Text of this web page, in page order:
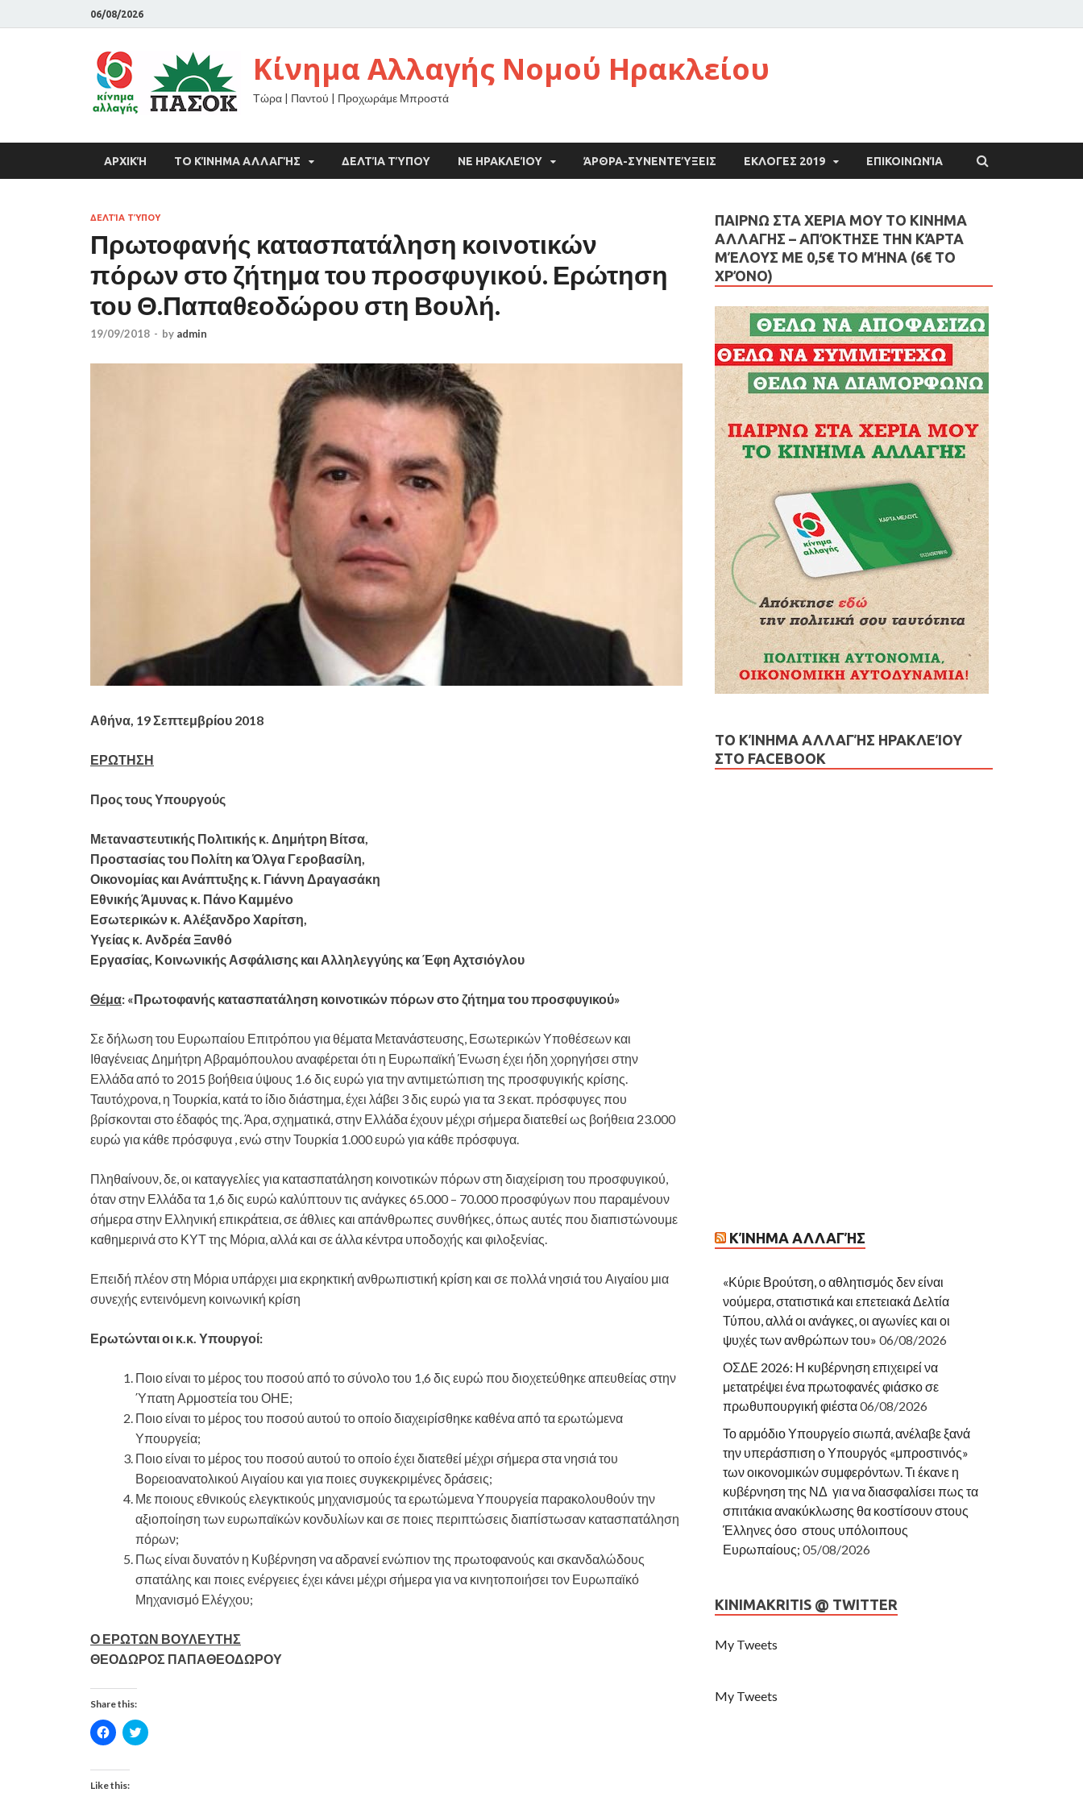
06/08/2026
Κίνημα Αλλαγής Νομού Ηρακλείου
Τώρα | Παντού | Προχωράμε Μπροστά
ΑΡΧΙΚΉ ΤΟ ΚΊΝΗΜΑ ΑΛΛΑΓΉΣ ΔΕΛΤΊΑ ΤΎΠΟΥ ΝΕ ΗΡΑΚΛΕΊΟΥ ΆΡΘΡΑ-ΣΥΝΕΝΤΕΎΞΕΙΣ ΕΚΛΟΓΕΣ 2019 ΕΠΙΚΟΙΝΩΝΊΑ
ΔΕΛΤΊΑ ΤΎΠΟΥ
Πρωτοφανής κατασπατάληση κοινοτικών
πόρων στο ζήτημα του προσφυγικού. Ερώτηση
του Θ.Παπαθεοδώρου στη Βουλή.
19/09/2018 - by admin
Αθήνα, 19 Σεπτεμβρίου 2018
ΕΡΩΤΗΣΗ
Προς τους Υπουργούς
Μεταναστευτικής Πολιτικής κ. Δημήτρη Βίτσα,
Προστασίας του Πολίτη κα Όλγα Γεροβασίλη,
Οικονομίας και Ανάπτυξης κ. Γιάννη Δραγασάκη
Εθνικής Άμυνας κ. Πάνο Καμμένο
Εσωτερικών κ. Αλέξανδρο Χαρίτση,
Υγείας κ. Ανδρέα Ξανθό
Εργασίας, Κοινωνικής Ασφάλισης και Αλληλεγγύης κα Έφη Αχτσιόγλου
Θέμα: «Πρωτοφανής κατασπατάληση κοινοτικών πόρων στο ζήτημα του προσφυγικού»
Σε δήλωση του Ευρωπαίου Επιτρόπου για θέματα Μετανάστευσης, Εσωτερικών Υποθέσεων και
Ιθαγένειας Δημήτρη Αβραμόπουλου αναφέρεται ότι η Ευρωπαϊκή Ένωση έχει ήδη χορηγήσει στην
Ελλάδα από το 2015 βοήθεια ύψους 1.6 δις ευρώ για την αντιμετώπιση της προσφυγικής κρίσης.
Ταυτόχρονα, η Τουρκία, κατά το ίδιο διάστημα, έχει λάβει 3 δις ευρώ για τα 3 εκατ. πρόσφυγες που
βρίσκονται στο έδαφός της. Άρα, σχηματικά, στην Ελλάδα έχουν μέχρι σήμερα διατεθεί ως βοήθεια 23.000
ευρώ για κάθε πρόσφυγα , ενώ στην Τουρκία 1.000 ευρώ για κάθε πρόσφυγα.
Πληθαίνουν, δε, οι καταγγελίες για κατασπατάληση κοινοτικών πόρων στη διαχείριση του προσφυγικού,
όταν στην Ελλάδα τα 1,6 δις ευρώ καλύπτουν τις ανάγκες 65.000 – 70.000 προσφύγων που παραμένουν
σήμερα στην Ελληνική επικράτεια, σε άθλιες και απάνθρωπες συνθήκες, όπως αυτές που διαπιστώνουμε
καθημερινά στο ΚΥΤ της Μόρια, αλλά και σε άλλα κέντρα υποδοχής και φιλοξενίας.
Επειδή πλέον στη Μόρια υπάρχει μια εκρηκτική ανθρωπιστική κρίση και σε πολλά νησιά του Αιγαίου μια
συνεχής εντεινόμενη κοινωνική κρίση
Ερωτώνται οι κ.κ. Υπουργοί:
Ποιο είναι το μέρος του ποσού από το σύνολο του 1,6 δις ευρώ που διοχετεύθηκε απευθείας στην
Ύπατη Αρμοστεία του ΟΗΕ;
Ποιο είναι το μέρος του ποσού αυτού το οποίο διαχειρίσθηκε καθένα από τα ερωτώμενα
Υπουργεία;
Ποιο είναι το μέρος του ποσού αυτού το οποίο έχει διατεθεί μέχρι σήμερα στα νησιά του
Βορειοανατολικού Αιγαίου και για ποιες συγκεκριμένες δράσεις;
Με ποιους εθνικούς ελεγκτικούς μηχανισμούς τα ερωτώμενα Υπουργεία παρακολουθούν την
αξιοποίηση των ευρωπαϊκών κονδυλίων και σε ποιες περιπτώσεις διαπίστωσαν κατασπατάληση
πόρων;
Πως είναι δυνατόν η Κυβέρνηση να αδρανεί ενώπιον της πρωτοφανούς και σκανδαλώδους
σπατάλης και ποιες ενέργειες έχει κάνει μέχρι σήμερα για να κινητοποιήσει τον Ευρωπαϊκό
Μηχανισμό Ελέγχου;
Ο ΕΡΩΤΩΝ ΒΟΥΛΕΥΤΗΣ
ΘΕΟΔΩΡΟΣ ΠΑΠΑΘΕΟΔΩΡΟΥ
Share this:
C
l
k
t
o
C
l
Like this:
ΠΑΙΡΝΩ ΣΤΑ ΧΕΡΙΑ ΜΟΥ ΤΟ ΚΙΝΗΜΑ
ΑΛΛΑΓΗΣ – AΠΌΚΤΗΣΕ ΤΗΝ ΚΆΡΤΑ
ΜΈΛΟΥΣ ΜΕ 0,5€ ΤΟ ΜΉΝΑ (6€ ΤΟ
ΧΡΌΝΟ)
ΤΟ ΚΊΝΗΜΑ ΑΛΛΑΓΉΣ ΗΡΑΚΛΕΊΟΥ
ΣΤΟ FACEBOOK
ΚΊΝΗΜΑ ΑΛΛΑΓΉΣ
«Κύριε Βρούτση, ο αθλητισμός δεν είναι
νούμερα, στατιστικά και επετειακά Δελτία
Τύπου, αλλά οι ανάγκες, οι αγωνίες και οι
ψυχές των ανθρώπων του» 06/08/2026
ΟΣΔΕ 2026: Η κυβέρνηση επιχειρεί να
μετατρέψει ένα πρωτοφανές φιάσκο σε
πρωθυπουργική φιέστα06/08/2026
Το αρμόδιο Υπουργείο σιωπά, ανέλαβε ξανά
την υπεράσπιση ο Υπουργός «μπροστινός»
των οικονομικών συμφερόντων. Τι έκανε η
κυβέρνηση της ΝΔ για να διασφαλίσει πως τα
σπιτάκια ανακύκλωσης θα κοστίσουν στους
Έλληνες όσο στους υπόλοιπους
Ευρωπαίους; 05/08/2026
KINIMAKRITIS @ TWITTER
My Tweets
My Tweets